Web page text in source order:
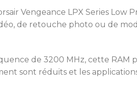
Vengeance LPX Series Low
de retouche photo ou de
de 3200 MHz, cette
sont réduits et les